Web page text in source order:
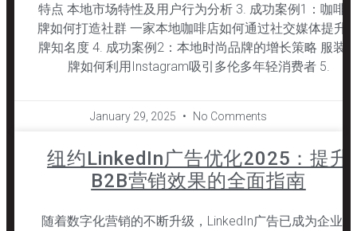
特点 本地市场特性及用户行为分析 3. 成功案例1：咖啡
牌如何打造社群 一家本地咖啡店如何通过社交媒体提升
牌知名度 4. 成功案例2：本地时尚品牌的增长策略 服装
牌如何利用Instagram吸引多伦多年轻消费者 5.
January 29, 2025 No Comments
纽约LinkedIn广告优化2025：提升
B2B营销效果的全面指南
随着数字化营销的不断升级，LinkedIn广告已成为企业间